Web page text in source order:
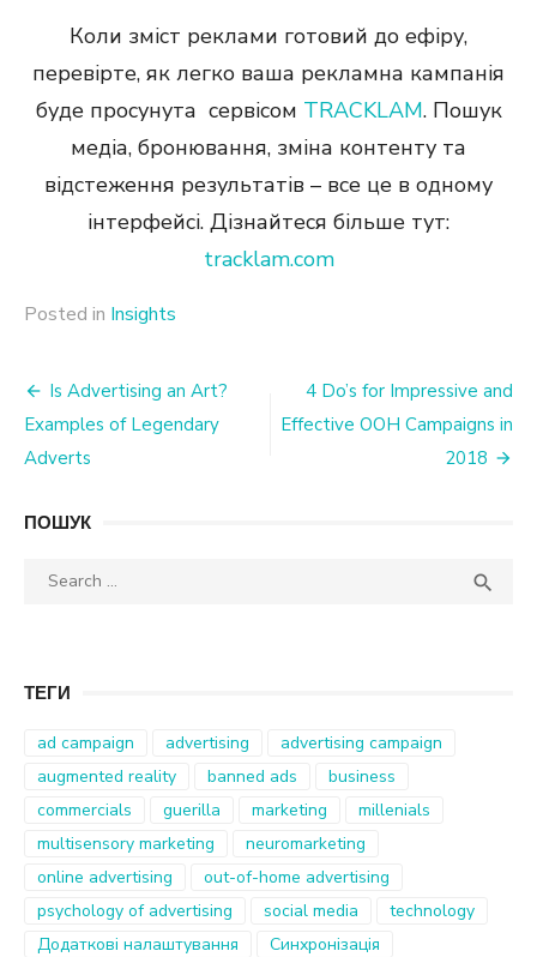
Коли зміст реклами готовий до ефіру,
перевірте, як легко ваша рекламна кампанія
буде просунута сервісом TRACKLAM. Пошук
медіа, бронювання, зміна контенту та
відстеження результатів – все це в одному
інтерфейсі. Дізнайтеся більше тут:
tracklam.com
Posted in Insights
Post
navigation
Is Advertising an Art?
Examples of Legendary
Adverts
4 Do’s for Impressive and
Effective OOH Campaigns in
2018
ПОШУК
Search

ТЕГИ
ad campaign advertising
advertising campaign
augmented reality
banned ads
business
commercials
guerilla marketing
millenials
multisensory marketing
neuromarketing
online advertising
out-of-home advertising
psychology of advertising
social media
technology
Додаткові налаштування
Синхронізація